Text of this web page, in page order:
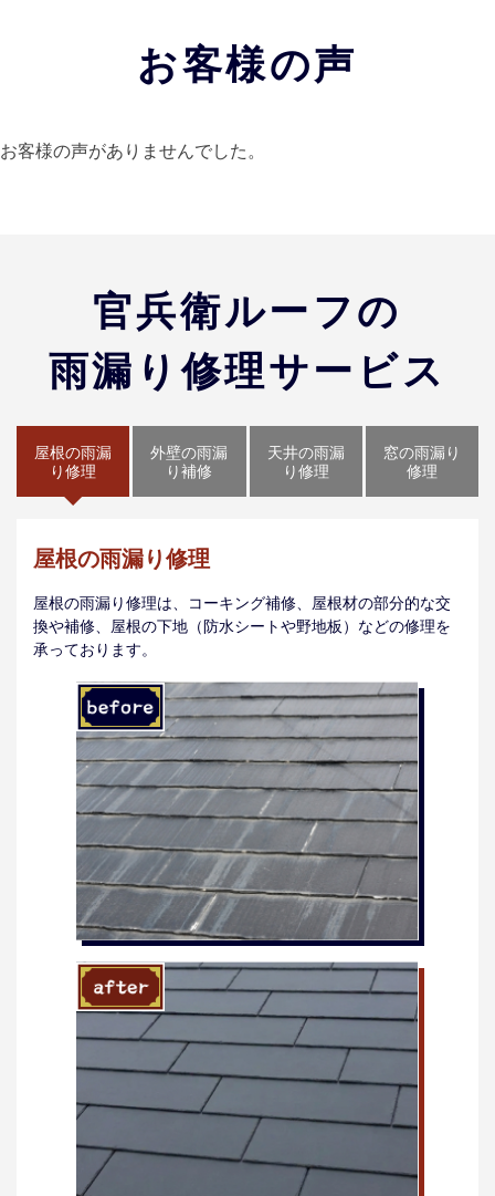
お客様の声
お客様の声がありませんでした。
官兵衛ルーフの
雨漏り修理サービス
屋根の雨漏
り修理
外壁の雨漏
り補修
天井の雨漏
り修理
窓の雨漏り
修理
屋根の雨漏り修理
屋根の雨漏り修理は、コーキング補修、屋根材の部分的な交
換や補修、屋根の下地（防水シートや野地板）などの修理を
承っております。